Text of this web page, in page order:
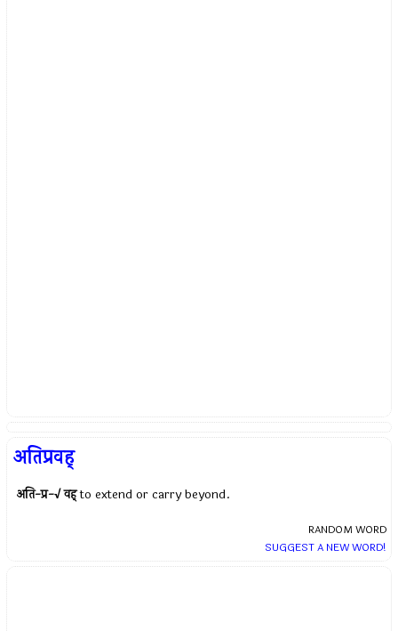
अतिप्रवह्
अति-प्र-√ वह्to extend or carry beyond.
RANDOM WORD
SUGGEST A NEW WORD!